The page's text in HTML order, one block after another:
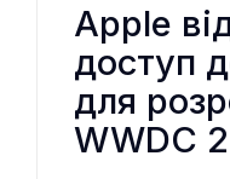
Apple
доступ
для
WWDC